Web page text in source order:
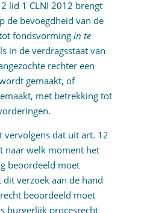
lid 1 CLNI 2012 brengt
de bevoegdheid van de
fondsvorming in te
in de verdragsstaat van
rechter een
gemaakt, of
met betrekking tot
vervolgens dat uit art. 12
naar welk moment het
beoordeeld moet
verzoek aan de hand
beoordeeld moet
burgerlijk procesrecht